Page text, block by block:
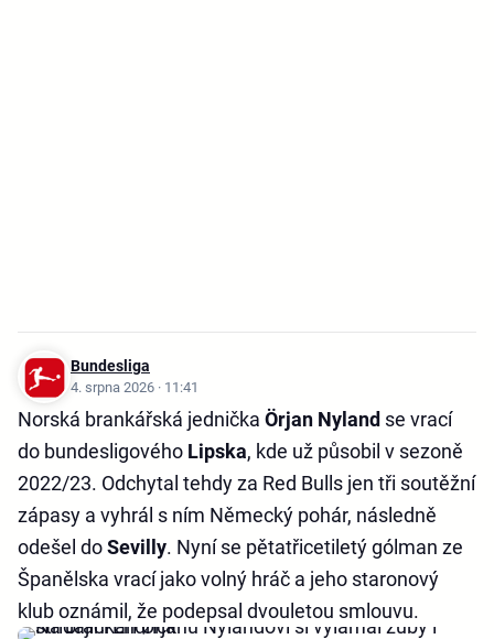
Bundesliga
4. srpna 2026 · 11:41
Norská brankářská jednička Örjan Nyland se vrací
do bundesligového Lipska, kde už působil v sezoně
2022/23. Odchytal tehdy za Red Bulls jen tři soutěžní
zápasy a vyhrál s ním Německý pohár, následně
odešel doSevilly. Nyní se pětatřicetiletý gólman ze
Španělska vrací jako volný hráč a jeho staronový
klub oznámil, že podepsal dvouletou smlouvu.